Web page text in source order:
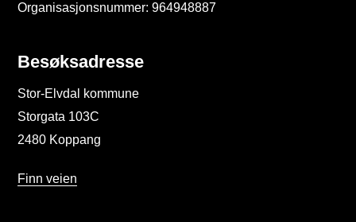
Organisasjonsnummer: 964948887
Besøksadresse
Stor-Elvdal kommune
Storgata 103C
2480 Koppang
Finn veien